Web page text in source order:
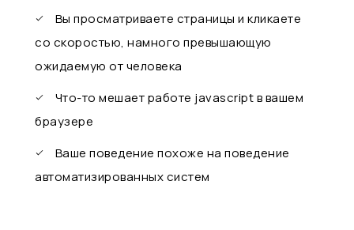
Вы просматриваете страницы и кликаете
со скоростью, намного превышающую
ожидаемую от человека
Что-то мешает работе javascript в вашем
браузере
Ваше поведение похоже на поведение
автоматизированных систем